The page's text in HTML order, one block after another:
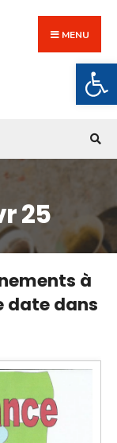
MENU
25
à
date dans